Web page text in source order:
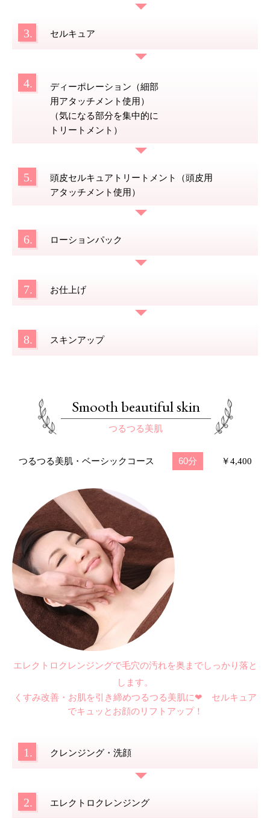
3. セルキュア
4.
ディーポレーション（細部
用アタッチメント使用）
（気になる部分を集中的に
トリートメント）
5.
頭皮セルキュアトリートメント（頭皮用
アタッチメント使用）
6. ローションパック
7. お仕上げ
8. スキンアップ
Smooth beautiful skin
つるつる美肌
つるつる美肌・ベーシックコース 60分 ￥4,400
エレクトロクレンジングで毛穴の汚れを奥までしっかり落と
します。
くすみ改善・お肌を引き締めつるつる美肌に❤ セルキュア
でキュッとお顔のリフトアップ！
1. クレンジング・洗顔
2. エレクトロクレンジング